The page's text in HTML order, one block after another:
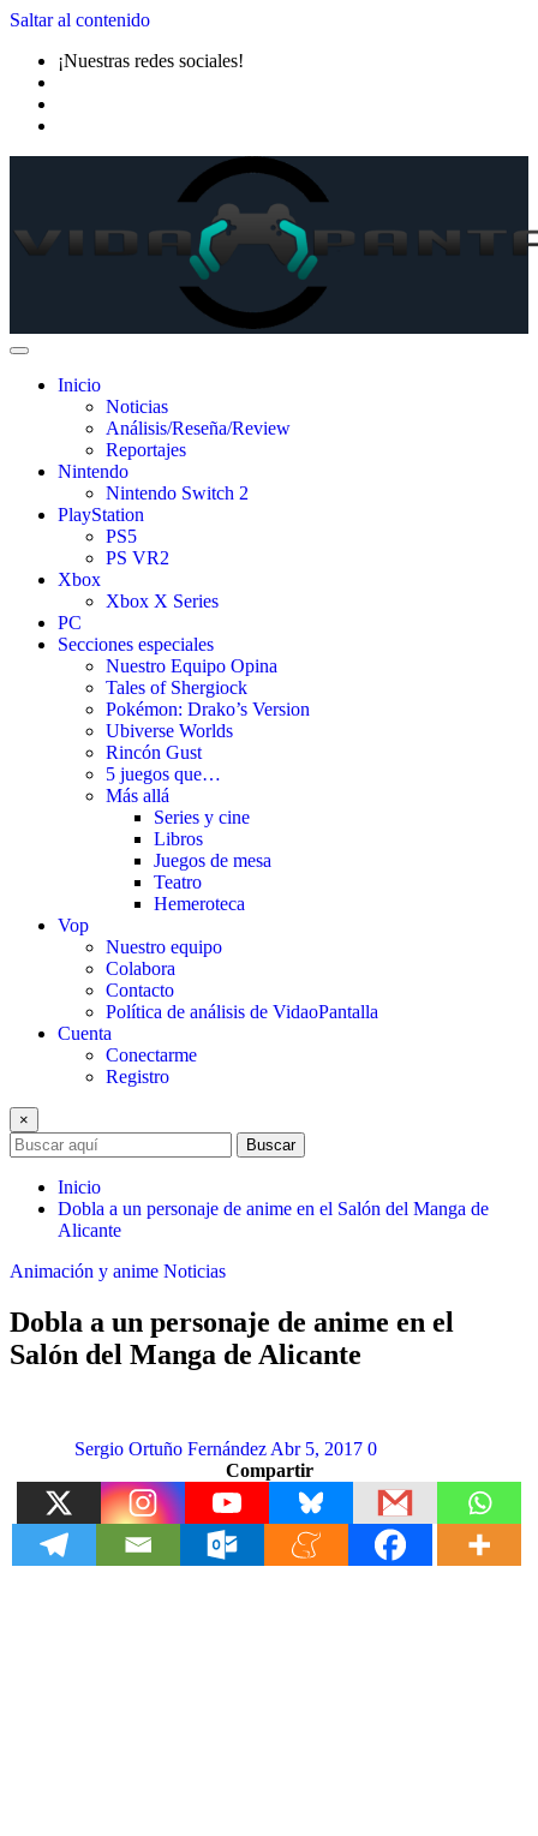
Saltar al contenido
¡Nuestras redes sociales!
Inicio
Noticias
Análisis/Reseña/Review
Reportajes
Nintendo
Nintendo Switch 2
PlayStation
PS5
PS VR2
Xbox
Xbox X Series
PC
Secciones especiales
Nuestro Equipo Opina
Tales of Shergiock
Pokémon: Drako’s Version
Ubiverse Worlds
Rincón Gust
5 juegos que…
Más allá
Series y cine
Libros
Juegos de mesa
Teatro
Hemeroteca
Vop
Nuestro equipo
Colabora
Contacto
Política de análisis de VidaoPantalla
Cuenta
Conectarme
Registro
×
Buscar
Inicio
Dobla a un personaje de anime en el Salón del Manga de
Alicante
Animación y anime Noticias
Dobla a un personaje de anime en el
Salón del Manga de Alicante
Sergio Ortuño Fernández Abr 5, 2017 0
Compartir